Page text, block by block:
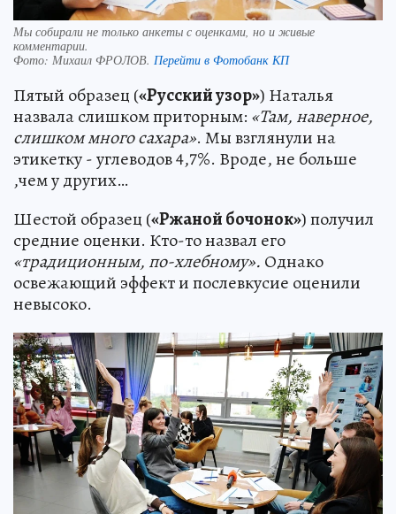
Мы собирали не только анкеты с оценками, но и живые
комментарии.
Фото: Михаил ФРОЛОВ. Перейти в Фотобанк КП
Пятый образец («Русский узор») Наталья
назвала слишком приторным: «Там, наверное,
слишком много сахара». Мы взглянули на
этикетку - углеводов 4,7%. Вроде, не больше
,чем у других…
Шестой образец («Ржаной бочонок») получил
средние оценки. Кто-то назвал его
«традиционным, по-хлебному». Однако
освежающий эффект и послевкусие оценили
невысоко.